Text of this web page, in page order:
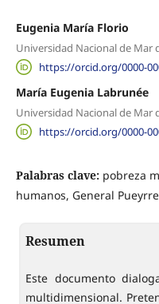
Eugenia María Florio
Universidad Nacional de Mar
https://orcid.org/0000-
María Eugenia Labrunée
Universidad Nacional de Mar
https://orcid.org/0000-
Palabras clave: pobreza
humanos, General
Resumen
Este documento
multidimensional.